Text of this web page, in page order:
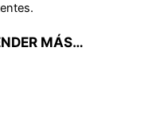
MÁS…